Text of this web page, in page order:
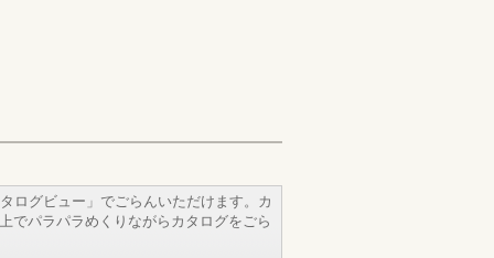
ログビュー」でごらんいただけます。カ
でパラパラめくりながらカタログをごら